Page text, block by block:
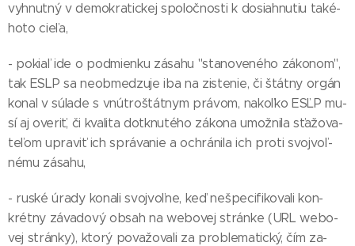
vyh­nut­ný v de­mok­ra­tic­kej spo­loč­nos­ti k do­siah­nu­tiu ta­ké­
ho­to cie­ľa,
- po­kiaľ ide o pod­mien­ku zá­sa­hu "sta­no­ve­né­ho zá­ko­nom",
tak ESLP sa neob­me­dzu­je iba na zis­te­nie, či štát­ny or­gán
ko­nal v sú­la­de s vnút­roš­tát­nym prá­vom, na­koľ­ko ESĽP mu­
sí aj ove­riť, či kva­li­ta dot­knu­té­ho zá­ko­na umož­ni­la sťa­žo­va­
te­ľom up­ra­viť ich sprá­va­nie a ochrá­ni­la ich pro­ti svoj­voľ­
né­mu zá­sa­hu,
- rus­ké úra­dy ko­na­li svoj­voľ­ne, keď neš­pe­ci­fi­ko­va­li kon­
krét­ny zá­va­do­vý ob­sah na webo­vej strán­ke (URL webo­
vej strán­ky), kto­rý po­va­žo­va­li za prob­le­ma­tic­ký, čím za­